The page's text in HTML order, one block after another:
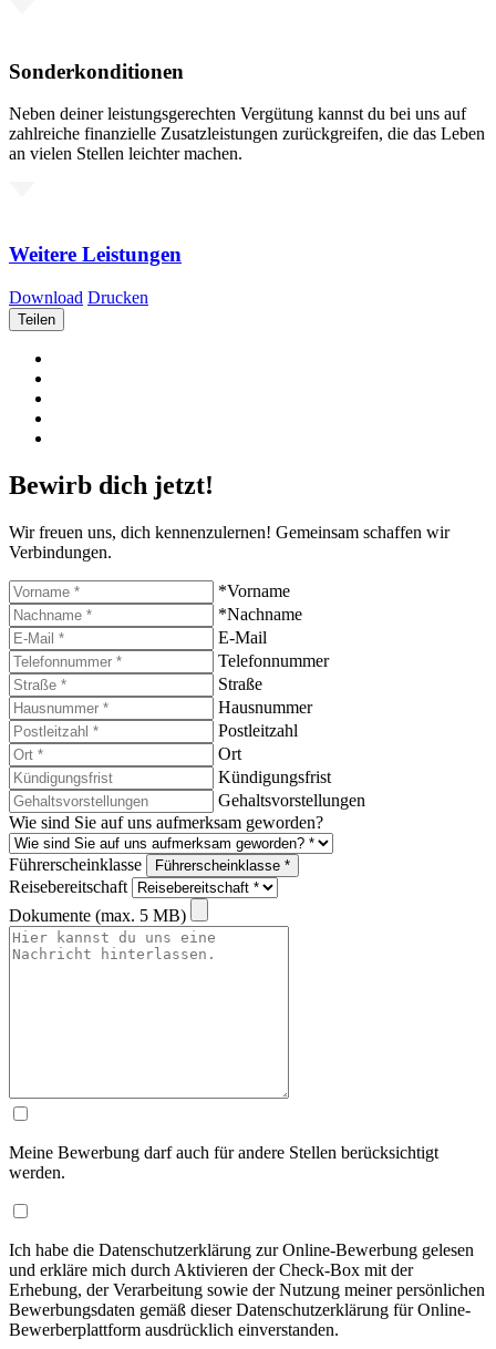
Sonderkonditionen
Neben deiner leistungsgerechten Vergütung kannst du bei uns auf
zahlreiche finanzielle Zusatzleistungen zurückgreifen, die das Leben
an vielen Stellen leichter machen.
Weitere Leistungen
Download Drucken
Teilen
Bewirb dich jetzt!
Wir freuen uns, dich kennenzulernen! Gemeinsam schaffen wir
Verbindungen.
*Vorname
*Nachname
E-Mail
Telefonnummer
Straße
Hausnummer
Postleitzahl
Ort
Kündigungsfrist
Gehaltsvorstellungen
Wie sind Sie auf uns aufmerksam geworden?
Führerscheinklasse Führerscheinklasse *
Reisebereitschaft
Dokumente (max. 5 MB)
Meine Bewerbung darf auch für andere Stellen berücksichtigt
werden.
Ich habe die Datenschutzerklärung zur Online-Bewerbung gelesen
und erkläre mich durch Aktivieren der Check-Box mit der
Erhebung, der Verarbeitung sowie der Nutzung meiner persönlichen
Bewerbungsdaten gemäß dieser Datenschutzerklärung für Online-
Bewerberplattform ausdrücklich einverstanden.